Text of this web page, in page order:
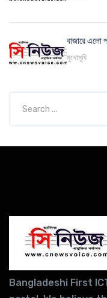
বাজারে এলো
মুখোমুখি
Bangladeshi First